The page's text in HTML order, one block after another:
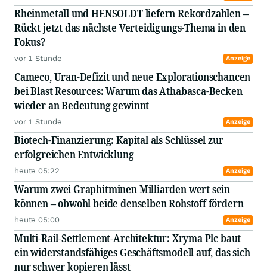
Rheinmetall und HENSOLDT liefern Rekordzahlen –
Rückt jetzt das nächste Verteidigungs-Thema in den
Fokus?
vor 1 Stunde Anzeige
Cameco, Uran-Defizit und neue Explorationschancen
bei Blast Resources: Warum das Athabasca-Becken
wieder an Bedeutung gewinnt
vor 1 Stunde Anzeige
Biotech-Finanzierung: Kapital als Schlüssel zur
erfolgreichen Entwicklung
heute 05:22 Anzeige
Warum zwei Graphitminen Milliarden wert sein
können – obwohl beide denselben Rohstoff fördern
heute 05:00 Anzeige
Multi-Rail-Settlement-Architektur: Xryma Plc baut
ein widerstandsfähiges Geschäftsmodell auf, das sich
nur schwer kopieren lässt